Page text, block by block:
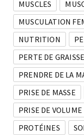
MUSCLES
MUSCULATION
NUTRITION
PERTE DE GRAISSE
PRENDRE DE LA
PRISE DE MASSE
PRISE DE VOLUME
PROTÉINES